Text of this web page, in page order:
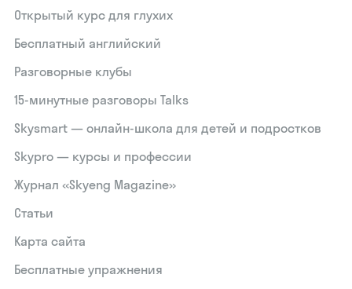
Открытый курс для глухих
Бесплатный английский
Разговорные клубы
15‑минутные разговоры Talks
Skysmart — онлайн-школа для детей и подростков
Skypro — курсы и профессии
Журнал «Skyeng Magazine»
Статьи
Карта сайта
Бесплатные упражнения